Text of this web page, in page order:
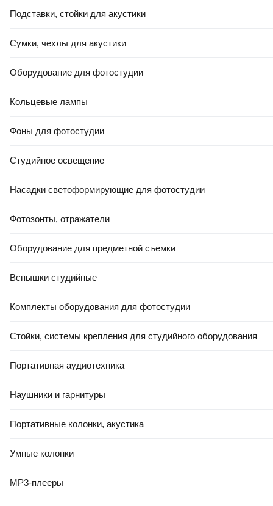
Подставки, стойки для акустики
Сумки, чехлы для акустики
Оборудование для фотостудии
Кольцевые лампы
Фоны для фотостудии
Студийное освещение
Насадки светоформирующие для фотостудии
Фотозонты, отражатели
Оборудование для предметной съемки
Вспышки студийные
Комплекты оборудования для фотостудии
Стойки, системы крепления для студийного оборудования
Портативная аудиотехника
Наушники и гарнитуры
Портативные колонки, акустика
Умные колонки
MP3-плееры